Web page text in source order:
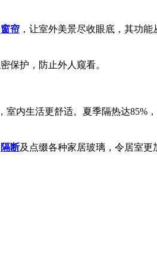
窗帘 ，让室外美景尽收眼底，其功
保护，防止外人窥看。
内生活更舒适。夏季隔热达85%
隔断及点缀各种家居玻璃，令居室